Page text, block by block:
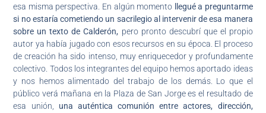
esa misma perspectiva. En algún momento llegué a preguntarme
si no estaría cometiendo un sacrilegio al intervenir de esa manera
sobre un texto de Calderón, pero pronto descubrí que el propio
autor ya había jugado con esos recursos en su época. El proceso
de creación ha sido intenso, muy enriquecedor y profundamente
colectivo. Todos los integrantes del equipo hemos aportado ideas
y nos hemos alimentado del trabajo de los demás. Lo que el
público verá mañana en la Plaza de San Jorge es el resultado de
esa unión, una auténtica comunión entre actores, dirección,